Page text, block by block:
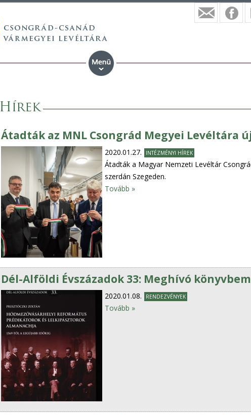
Hírek
Átadták az MNL Csongrád Megyei Levéltára
2020.01.27. INTÉZMÉNYI HÍREK
Átadták a Magyar Nemzeti Levéltár
szerdán Szegeden.
Tovább »
Dél-Alföldi Évszázadok 33: Meghívó
2020.01.08. RENDEZVÉNYEK
Tovább »